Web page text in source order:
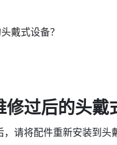
戴式设备？
修过后的头戴
请将配件重新安装到头